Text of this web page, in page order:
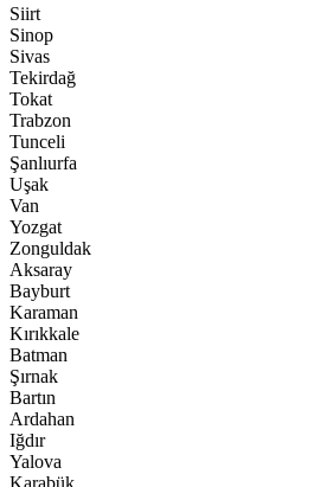
Siirt
Sinop
Sivas
Tekirdağ
Tokat
Trabzon
Tunceli
Şanlıurfa
Uşak
Van
Yozgat
Zonguldak
Aksaray
Bayburt
Karaman
Kırıkkale
Batman
Şırnak
Bartın
Ardahan
Iğdır
Yalova
Karabük